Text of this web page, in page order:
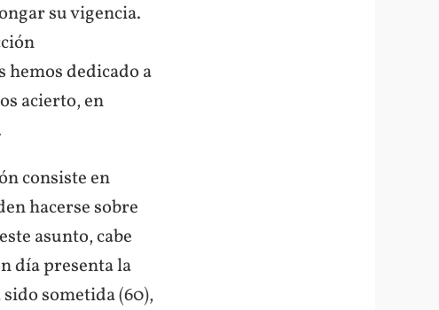
su vigencia.
dedicado a
acierto, en
consiste en
hacerse sobre
asunto, cabe
día presenta la
sometida (60),